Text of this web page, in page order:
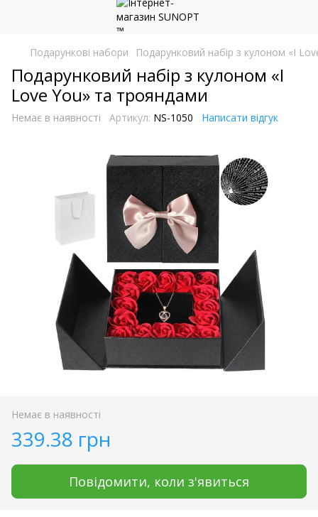
Подарункові набори Подарунковий набір з кулоном «I
Подарунковий набір з кулоном «I
Love You» та трояндами
Немає в наявності Артикул: NS-1050 Написати відгук
Немає в наявності
339.38 грн
Повідомити, коли з'явиться